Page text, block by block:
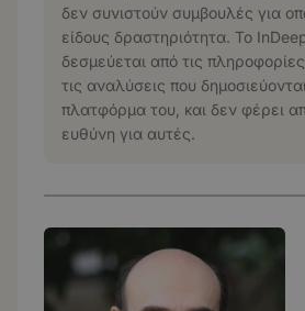
δεν συνιστούν συμβουλές για
είδους δραστηριότητα. Το
δεσμεύεται από τις
τις αναλύσεις που
πλατφόρμα του, και δεν φέρει
ευθύνη για αυτές.